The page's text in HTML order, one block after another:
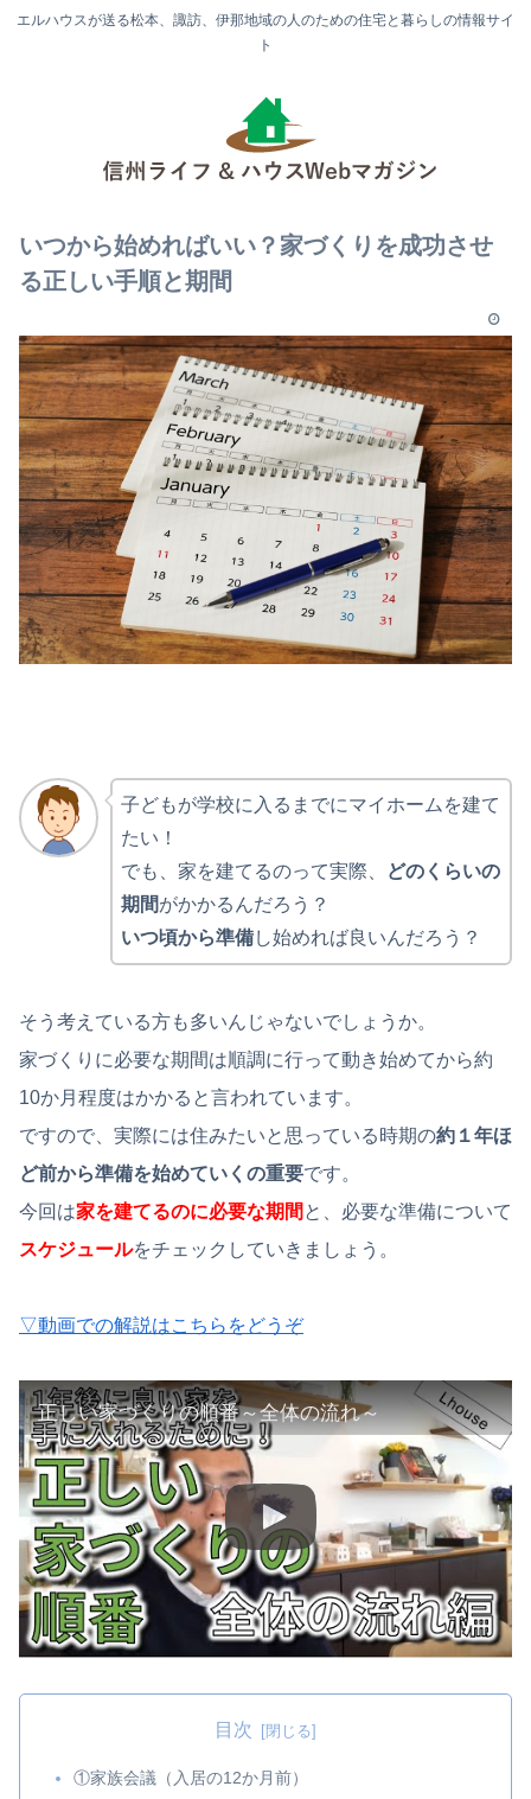
エルハウスが送る松本、諏訪、伊那地域の人のための住宅と暮らしの情報サイ
ト
いつから始めればいい？家づくりを成功させ
る正しい手順と期間
子どもが学校に入るまでにマイホームを建て
たい！
でも、家を建てるのって実際、
どのくらいの
期間がかかるんだろう？
いつ頃から準備し始めれば良いんだろう？
そう考えている方も多いんじゃないでしょうか。
家づくりに必要な期間は順調に行って動き始めてから約
10か月程度はかかると言われています。
ですので、実際には住みたいと思っている時期の約１年ほ
ど前から準備を始めていくの重要です。
今回は家を建てるのに必要な期間 と、必要な準備について
スケジュールをチェックしていきましょう。
▽動画での解説はこちらをどうぞ
正しい家づくりの順番～全体の流れ～
目次
①家族会議（入居の12か月前）